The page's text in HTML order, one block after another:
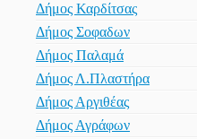
Δήμος Καρδίτσας
Δήμος Σοφαδων
Δήμος Παλαμά
Δήμος Λ.Πλαστήρα
Δήμος Αργιθέας
Δήμος Αγράφων